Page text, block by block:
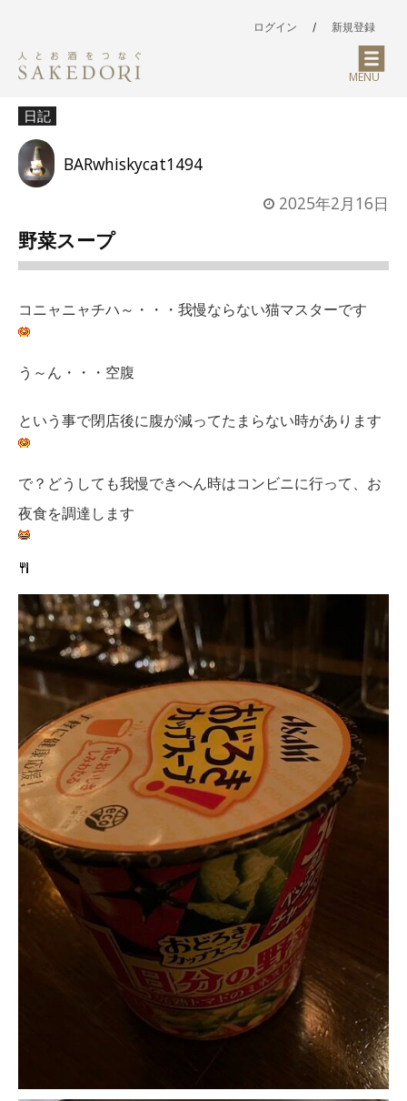
ログイン / 新規登録
MENU
日記
BARwhiskycat1494
2025年2月16日
野菜スープ
コニャニャチハ～・・・我慢ならない猫マスターです
う～ん・・・空腹
という事で閉店後に腹が減ってたまらない時があります
で？どうしても我慢できへん時はコンビニに行って、お
夜食を調達します